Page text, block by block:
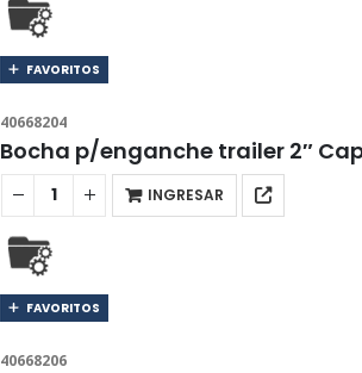
FAVORITOS
40668204
Bocha p/enganche trailer 2″
INGRESAR
FAVORITOS
40668206